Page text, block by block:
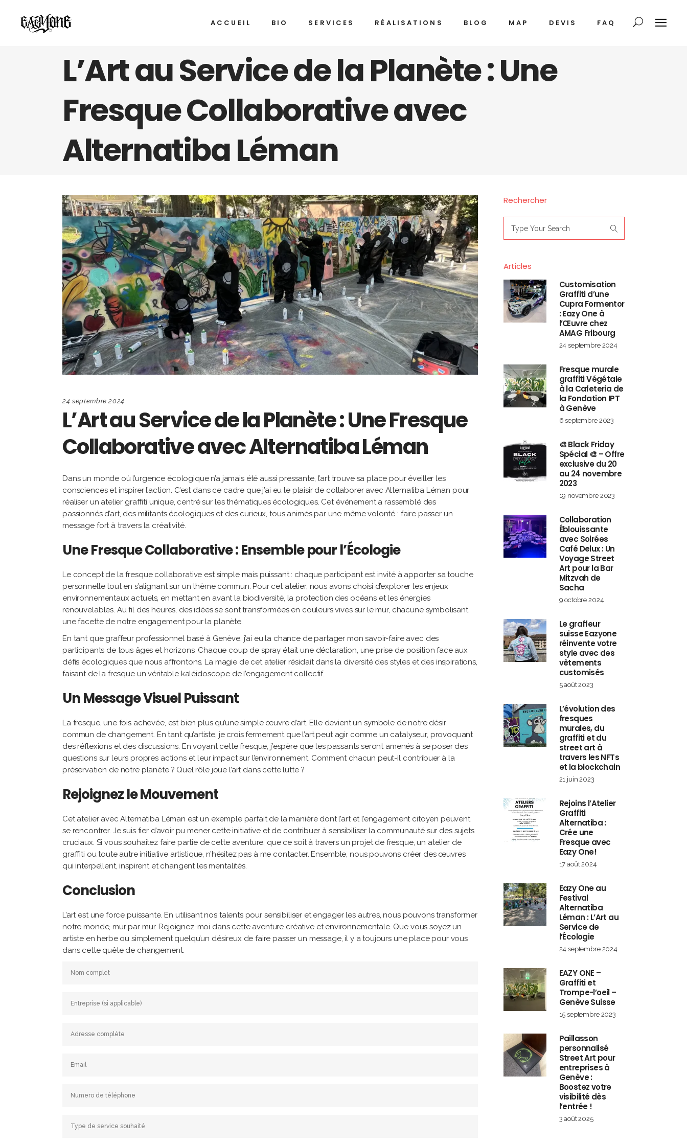
ACCUEIL BIO SERVICES RÉALISATIONS BLOG MAP DEVIS FAQ
L’Art au Service de la Planète : Une
Fresque Collaborative avec
Alternatiba Léman
24 septembre 2024
L’Art au Service de la Planète : Une Fresque
Collaborative avec Alternatiba Léman
Dans un monde où l’urgence écologique n’a jamais été aussi pressante, l’art trouve sa place pour éveiller les
consciences et inspirer l’action. C’est dans ce cadre que j’ai eu le plaisir de collaborer avec Alternatiba Léman pour
réaliser un atelier graffiti unique, centré sur les thématiques écologiques. Cet événement a rassemblé des
passionnés d’art, des militants écologiques et des curieux, tous animés par une même volonté : faire passer un
message fort à travers la créativité.
Une Fresque Collaborative : Ensemble pour l’Écologie
Le concept de la fresque collaborative est simple mais puissant : chaque participant est invité à apporter sa touche
personnelle tout en s’alignant sur un thème commun. Pour cet atelier, nous avons choisi d’explorer les enjeux
environnementaux actuels, en mettant en avant la biodiversité, la protection des océans et les énergies
renouvelables. Au fil des heures, des idées se sont transformées en couleurs vives sur le mur, chacune symbolisant
une facette de notre engagement pour la planète.
En tant que graffeur professionnel basé à Genève, j’ai eu la chance de partager mon savoir-faire avec des
participants de tous âges et horizons. Chaque coup de spray était une déclaration, une prise de position face aux
défis écologiques que nous affrontons. La magie de cet atelier résidait dans la diversité des styles et des inspirations,
faisant de la fresque un véritable kaléidoscope de l’engagement collectif.
Un Message Visuel Puissant
La fresque, une fois achevée, est bien plus qu’une simple œuvre d’art. Elle devient un symbole de notre désir
commun de changement. En tant qu’artiste, je crois fermement que l’art peut agir comme un catalyseur, provoquant
des réflexions et des discussions. En voyant cette fresque, j’espère que les passants seront amenés à se poser des
questions sur leurs propres actions et leur impact sur l’environnement. Comment chacun peut-il contribuer à la
préservation de notre planète ? Quel rôle joue l’art dans cette lutte ?
Rejoignez le Mouvement
Cet atelier avec Alternatiba Léman est un exemple parfait de la manière dont l’art et l’engagement citoyen peuvent
se rencontrer. Je suis fier d’avoir pu mener cette initiative et de contribuer à sensibiliser la communauté sur des sujets
cruciaux. Si vous souhaitez faire partie de cette aventure, que ce soit à travers un projet de fresque, un atelier de
graffiti ou toute autre initiative artistique, n’hésitez pas à me contacter. Ensemble, nous pouvons créer des œuvres
qui interpellent, inspirent et changent les mentalités.
Conclusion
L’art est une force puissante. En utilisant nos talents pour sensibiliser et engager les autres, nous pouvons transformer
notre monde, mur par mur. Rejoignez-moi dans cette aventure créative et environnementale. Que vous soyez un
artiste en herbe ou simplement quelqu’un désireux de faire passer un message, il y a toujours une place pour vous
dans cette quête de changement.
Rechercher
for:
Articles
Customisation
Graffiti d’une
Cupra Formentor
: Eazy One à
l’Œuvre chez
AMAG Fribourg
24 septembre 2024
Fresque murale
graffiti Végétale
à la Cafeteria de
la Fondation IPT
à Genève
6 septembre 2023
🎨 Black Friday
Spécial 🎨 – Offre
exclusive du 20
au 24 novembre
2023
19 novembre 2023
Collaboration
Éblouissante
avec Soirées
Café Delux : Un
Voyage Street
Art pour la Bar
Mitzvah de
Sacha
9 octobre 2024
Le graffeur
suisse Eazyone
réinvente votre
style avec des
vêtements
customisés
5 août 2023
L’évolution des
fresques
murales, du
graffiti et du
street art à
travers les NFTs
et la blockchain
21 juin 2023
Rejoins l’Atelier
Graffiti
Alternatiba :
Crée une
Fresque avec
Eazy One!
17 août 2024
Eazy One au
Festival
Alternatiba
Léman : L’Art au
Service de
l’Écologie
24 septembre 2024
EAZY ONE –
Graffiti et
Trompe-l’oeil –
Genève Suisse
15 septembre 2023
Paillasson
personnalisé
Street Art pour
entreprises à
Genève :
Boostez votre
visibilité dès
l’entrée !
3 août 2025